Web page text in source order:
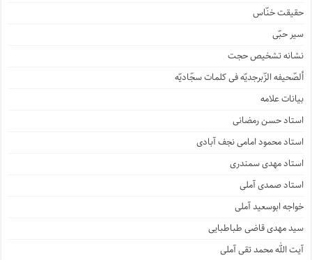
حقیقت خنّاس
سیر حبّی
نشانه تشخیص حجت
ألصّحیفه الزّبرجدیّه فی کلمات سجّادیّه
بیانات علامه
استاد حسن رمضانی
استاد محمود امامی نجف آبادی
استاد مهدی سمندری
استاد صمدی آملی
خواجه ابوسعید آملی
سید مهدی قاضی طباطبایی
آیت الله محمد تقی آملی